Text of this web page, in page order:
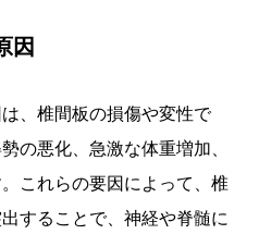
因
、椎間板の損傷や変性で
の悪化、急激な体重増加、
これらの要因によって、椎
することで、神経や脊髄に